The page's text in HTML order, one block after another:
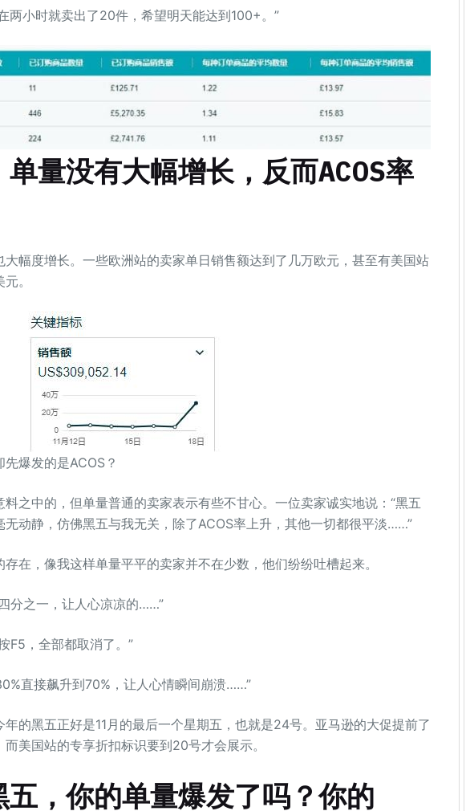
两小时就卖出了20件，希望明天能达到100+。”
量没有大幅增长，反而ACOS率
幅度增长。一些欧洲站的卖家单日销售额达到了几万欧元，甚至有美国站
。
爆发的是ACOS？
之中的，但单量普通的卖家表示有些不甘心。一位卖家诚实地说：“黑五
动静，仿佛黑五与我无关，除了ACOS率上升，其他一切都很平淡……”
在，像我这样单量平平的卖家并不在少数，他们纷纷吐槽起来。
分之一，让人心凉凉的……”
F5，全部都取消了。”
直接飙升到70%，让人心情瞬间崩溃……”
的黑五正好是11月的最后一个星期五，也就是24号。亚马逊的大促提前了
美国站的专享折扣标识要到20号才会展示。
，你的单量爆发了吗？你的